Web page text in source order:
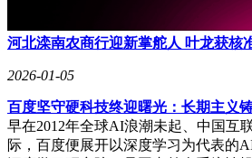
河北滦南农商行迎新掌舵人 叶龙获核
2026-01-05
百度坚守硬科技终迎曙光：长期主义
早在2012年全球AI浪潮未起、中国互
际，百度便展开以深度学习为代表的